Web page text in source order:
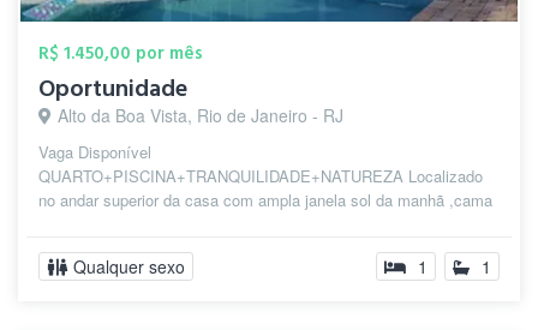
R$ 1.450,00 por mês
Oportunidade
Alto da Boa Vista, Rio de Janeiro - RJ
Vaga Disponível
QUARTO+PISCINA+TRANQUILIDADE+NATUREZA Localizado
no andar superior da casa com ampla janela sol da manhã ,cama
Qualquer sexo 1 1